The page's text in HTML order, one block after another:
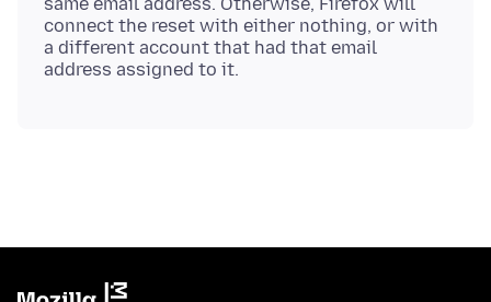
connect the reset with either nothing, or with
a different account that had that email